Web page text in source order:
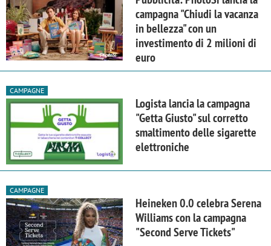
campagna "Chiudi la vacanza
in bellezza" con un
investimento di 2 milioni di
euro
CAMPAGNE
Logista lancia la campagna
"Getta Giusto" sul corretto
smaltimento delle sigarette
elettroniche
CAMPAGNE
Heineken 0.0 celebra Serena
Williams con la campagna
"Second Serve Tickets"